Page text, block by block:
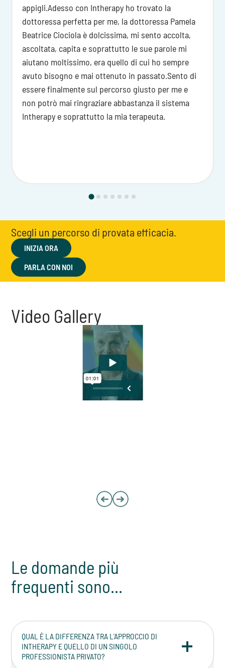
appigli.Adesso con Intherapy ho trovato la
dottoressa perfetta per me, la dottoressa Pamela
Beatrice Ciociola è dolcissima, mi sento accolta,
ascoltata, capita e soprattutto le sue parole mi
aiutano moltissimo, era quello di cui ho sempre
avuto bisogno e mai ottenuto in passato.Sento di
essere finalmente sul percorso giusto per me e
non potrò mai ringraziare abbastanza il sistema
Intherapy e soprattutto la mia terapeuta.
Scegli un percorso di provata efficacia.
INIZIA ORA
PARLA CON NOI
Video Gallery
Le domande più
frequenti sono...
QUAL È LA DIFFERENZA TRA L'APPROCCIO DI
INTHERAPY E QUELLO DI UN SINGOLO
PROFESSIONISTA PRIVATO?